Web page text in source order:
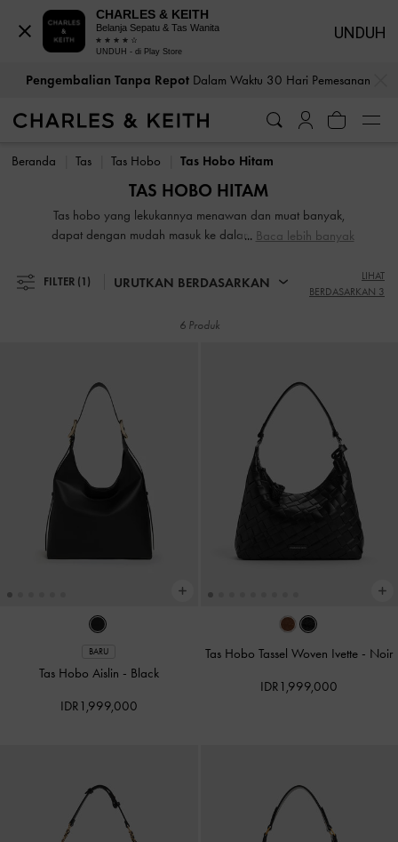
Pengembalian Tanpa RepotDalam Waktu 30 Hari Pemesanan
Pengembalian Tanpa RepotDalam Waktu 30 Hari Pemesanan
Beranda
Tas Tas Hobo Tas Hobo Hitam
TAS HOBO HITAM
Tas hobo yang lekukannya menawan dan muat banyak,
dapat dengan mudah masuk ke dalam rotasi outfit Anda.
mampu membawa semua keperluan kerja Anda, namun
cukup compact untuk digunakan saat bepergian. Tersedia
quilt klasik dan tampilan yang semakin elegan dengan
Baca lebih banyak
FILTER (1) URUTKAN BERDASARKAN
LIHAT
BERDASARKAN 3
6 Produk
BARU
Tas Hobo Aislin - Black
IDR1,999,000
Tas Hobo Tassel Woven Ivette - Noir
IDR1,999,000
CHARLES & KEITH
Belanja Sepatu & Tas Wanita
UNDUH - di Play Store
UNDUH